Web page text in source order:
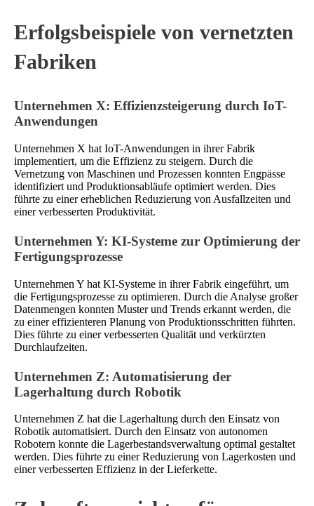
Erfolgsbeispiele von vernetzten
Fabriken
Unternehmen X: Effizienzsteigerung durch IoT-
Anwendungen
Unternehmen X hat IoT-Anwendungen in ihrer Fabrik
implementiert, um die Effizienz zu steigern. Durch die
Vernetzung von Maschinen und Prozessen konnten Engpässe
identifiziert und Produktionsabläufe optimiert werden. Dies
führte zu einer erheblichen Reduzierung von Ausfallzeiten und
einer verbesserten Produktivität.
Unternehmen Y: KI-Systeme zur Optimierung der
Fertigungsprozesse
Unternehmen Y hat KI-Systeme in ihrer Fabrik eingeführt, um
die Fertigungsprozesse zu optimieren. Durch die Analyse großer
Datenmengen konnten Muster und Trends erkannt werden, die
zu einer effizienteren Planung von Produktionsschritten führten.
Dies führte zu einer verbesserten Qualität und verkürzten
Durchlaufzeiten.
Unternehmen Z: Automatisierung der
Lagerhaltung durch Robotik
Unternehmen Z hat die Lagerhaltung durch den Einsatz von
Robotik automatisiert. Durch den Einsatz von autonomen
Robotern konnte die Lagerbestandsverwaltung optimal gestaltet
werden. Dies führte zu einer Reduzierung von Lagerkosten und
einer verbesserten Effizienz in der Lieferkette.